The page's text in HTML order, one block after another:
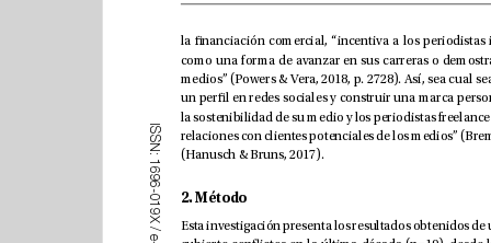
I
S
S
N
:
1
6
9
6
-
0
1
9
X
/
e
(Hanusch & Bruns, 2017).
2. Método